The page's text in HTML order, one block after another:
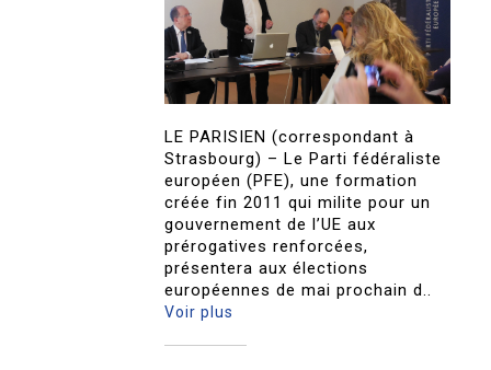
LE PARISIEN (correspondant à
Strasbourg) – Le Parti fédéraliste
européen (PFE), une formation
créée fin 2011 qui milite pour un
gouvernement de l’UE aux
prérogatives renforcées,
présentera aux élections
européennes de mai prochain d..
Voir plus